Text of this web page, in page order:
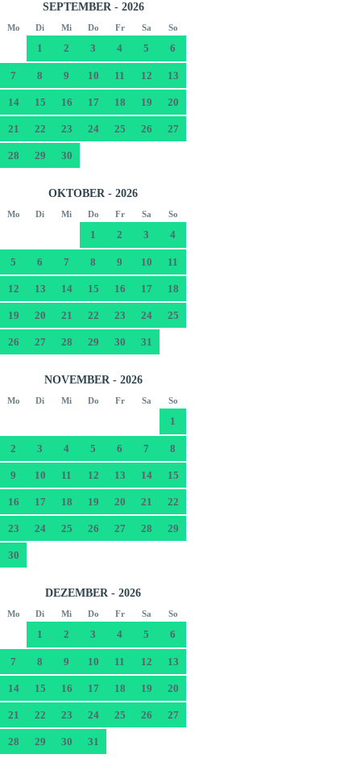
SEPTEMBER - 2026
Mo Di Mi Do Fr Sa So
1 2 3 4 5 6
7 8 9 10 11 12 13
14 15 16 17 18 19 20
21 22 23 24 25 26 27
28 29 30
OKTOBER - 2026
Mo Di Mi Do Fr Sa So
1 2 3 4
5 6 7 8 9 10 11
12 13 14 15 16 17 18
19 20 21 22 23 24 25
26 27 28 29 30 31
NOVEMBER - 2026
Mo Di Mi Do Fr Sa So
1
2 3 4 5 6 7 8
9 10 11 12 13 14 15
16 17 18 19 20 21 22
23 24 25 26 27 28 29
30
DEZEMBER - 2026
Mo Di Mi Do Fr Sa So
1 2 3 4 5 6
7 8 9 10 11 12 13
14 15 16 17 18 19 20
21 22 23 24 25 26 27
28 29 30 31